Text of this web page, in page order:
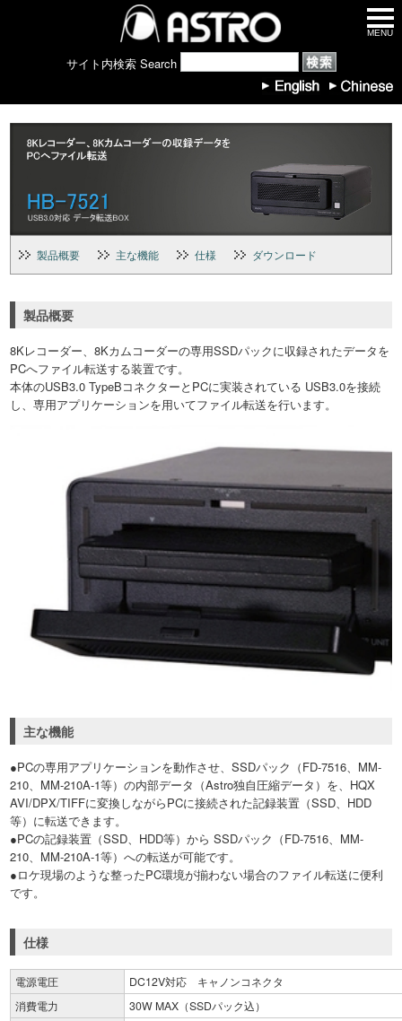
サイト内検索 Search
MENU
製品概要 主な機能 仕様 ダウンロード
製品概要
8Kレコーダー、8Kカムコーダーの専用SSDパックに収録されたデータを
PCへファイル転送する装置です。
本体のUSB3.0 TypeBコネクターとPCに実装されている USB3.0を接続
し、専用アプリケーションを用いてファイル転送を行います。
主な機能
●PCの専用アプリケーションを動作させ、SSDパック（FD-7516、MM-
210、MM-210A-1等）の内部データ（Astro独自圧縮データ）を、HQX
AVI/DPX/TIFFに変換しながらPCに接続された記録装置（SSD、HDD
等）に転送できます。
●PCの記録装置（SSD、HDD等）から SSDパック（FD-7516、MM-
210、MM-210A-1等）への転送が可能です。
●ロケ現場のような整ったPC環境が揃わない場合のファイル転送に便利
です。
仕様
電源電圧
DC12V対応 キャノンコネクタ
消費電力
30W MAX（SSDパック込）